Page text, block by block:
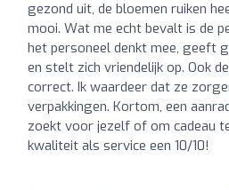
gezond uit, de bloemen ruiken
mooi. Wat me echt bevalt is de
het personeel denkt mee, geeft
en stelt zich vriendelijk op. Ook
correct. Ik waardeer dat ze
verpakkingen. Kortom, een
zoekt voor jezelf of om cadeau
kwaliteit als service een 10/10!